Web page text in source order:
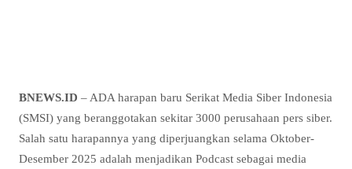
BNEWS.ID – ADA harapan baru Serikat Media Siber Indonesia
(SMSI) yang beranggotakan sekitar 3000 perusahaan pers siber.
Salah satu harapannya yang diperjuangkan selama Oktober-
Desember 2025 adalah menjadikan Podcast sebagai media